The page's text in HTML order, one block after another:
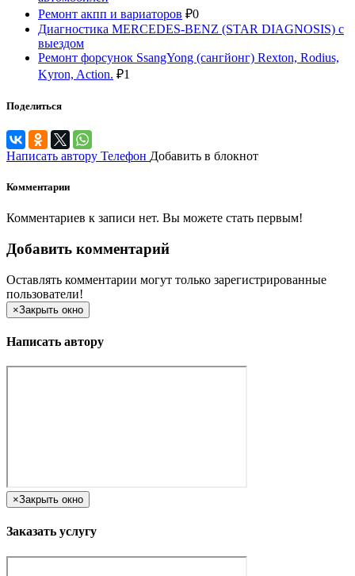
Ремонт акпп и вариаторов ₽0
Диагностика MERCEDES-BENZ (STAR DIAGNOSIS) с
выездом
Ремонт форсунок SsangYong (сангйонг) Rexton, Rodius,
Kyron, Action. ₽1
Поделиться
Написать автору Телефон Добавить в блокнот
Комментарии
Комментариев к записи нет. Вы можете стать первым!
Добавить комментарий
Оставлять комментарии могут только зарегистрированные
пользователи!
×Закрыть окно
Написать автору
×Закрыть окно
Заказать услугу